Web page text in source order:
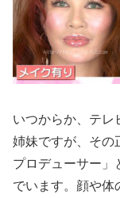
いつからか、テレ
姉妹ですが、その
プロデューサー」
でいます。顔や体